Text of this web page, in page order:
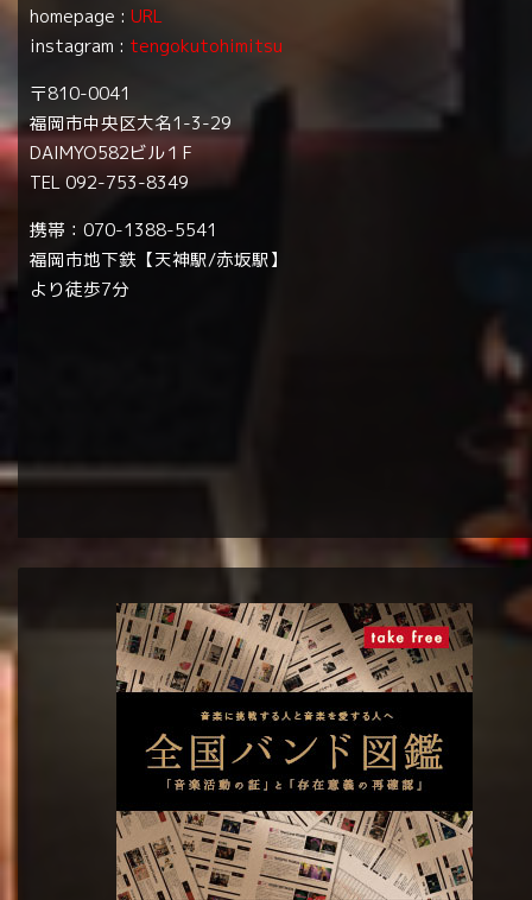
homepage : URL
instagram : tengokutohimitsu
〒810-0041
福岡市中央区大名1-3-29
DAIMYO582ビル１F
TEL 092-753-8349
携帯：070-1388-5541
福岡市地下鉄【天神駅/赤坂駅】
より徒歩7分